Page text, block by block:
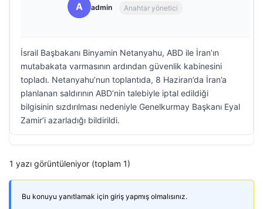
A admin Anahtar yönetici
İsrail Başbakanı Binyamin Netanyahu, ABD ile İran’ın
mutabakata varmasının ardından güvenlik kabinesini
topladı. Netanyahu’nun toplantıda, 8 Haziran’da İran’a
planlanan saldırının ABD’nin talebiyle iptal edildiği
bilgisinin sızdırılması nedeniyle Genelkurmay Başkanı Eyal
Zamir’i azarladığı bildirildi.
1 yazı görüntüleniyor (toplam 1)
Bu konuyu yanıtlamak için giriş yapmış olmalısınız.